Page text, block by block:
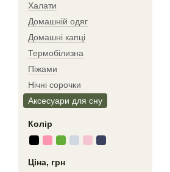
Халати
Домашній одяг
Домашні капці
Термобілизна
Піжами
Нічні сорочки
Аксесуари для сну
Колір
Ціна, грн